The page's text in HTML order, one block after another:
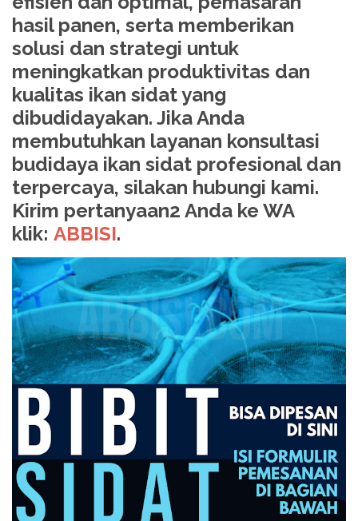
hasil panen, serta memberikan
solusi dan strategi untuk
meningkatkan produktivitas dan
kualitas ikan sidat yang
dibudidayakan. Jika Anda
membutuhkan layanan konsultasi
budidaya ikan sidat profesional dan
terpercaya, silakan hubungi kami.
Kirim pertanyaan2 Anda ke WA
klik: ABBISI.